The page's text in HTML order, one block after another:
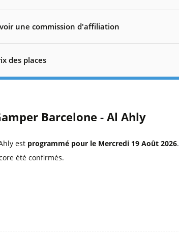
une commission d'affiliation
des places
Barcelone - Al Ahly
est programmé pour le Mercredi 19 Août 2026.
été confirmés.